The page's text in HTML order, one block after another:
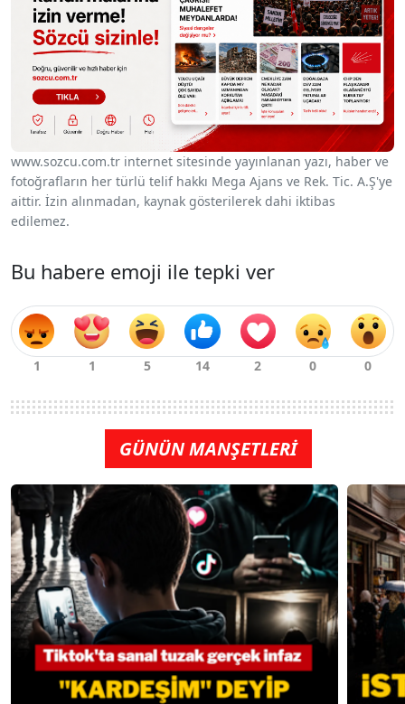
www.sozcu.com.tr internet sitesinde yayınlanan yazı, haber ve
fotoğrafların her türlü telif hakkı Mega Ajans ve Rek. Tic. A.Ş'ye
aittir. İzin alınmadan, kaynak gösterilerek dahi iktibas
edilemez.
Bu habere emoji ile tepki ver
GÜNÜN MANŞETLERİ